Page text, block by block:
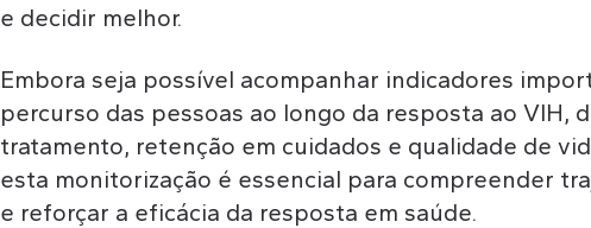
e decidir melhor.
Embora seja possível acompanhar indicadores
percurso das pessoas ao longo da resposta ao VIH,
tratamento, retenção em cuidados e qualidade de
esta monitorização é essencial para compreender
e reforçar a eficácia da resposta em saúde.